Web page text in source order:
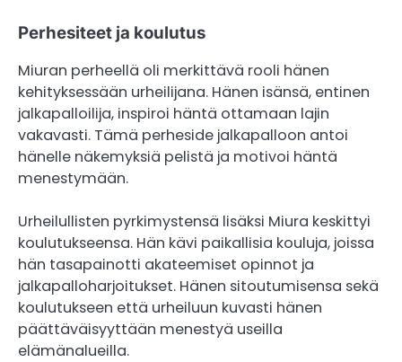
Perhesiteet ja koulutus
Miuran perheellä oli merkittävä rooli hänen
kehityksessään urheilijana. Hänen isänsä, entinen
jalkapalloilija, inspiroi häntä ottamaan lajin
vakavasti. Tämä perheside jalkapalloon antoi
hänelle näkemyksiä pelistä ja motivoi häntä
menestymään.
Urheilullisten pyrkimystensä lisäksi Miura keskittyi
koulutukseensa. Hän kävi paikallisia kouluja, joissa
hän tasapainotti akateemiset opinnot ja
jalkapalloharjoitukset. Hänen sitoutumisensa sekä
koulutukseen että urheiluun kuvasti hänen
päättäväisyyttään menestyä useilla
elämänalueilla.